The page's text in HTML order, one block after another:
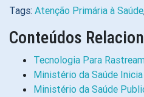
Tags: Atenção Primária à Saúde
Conteúdos
Tecnologia Para
Ministério da Saúde
Ministério da Saúde